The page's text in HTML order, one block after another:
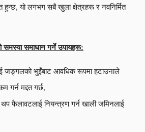
हुन्छ, यो लगभग सबै खुला क्षेत्रहरू र नवनिर्मित
समस्या समाधान गर्ने उपायहरू:
जङ्गलको भुइँबाट आवधिक रूपमा हटाउनाले
गर्न मद्दत गर्छ,
फैलावटलाई नियन्त्रण गर्न खाली जमिनलाई